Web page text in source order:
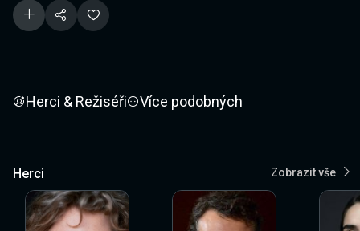
Herci & Režiséři Více podobných
Herci Zobrazit vše